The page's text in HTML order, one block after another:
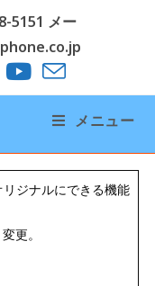
5151 メー
メニュー
リジナルにできる機能
更。